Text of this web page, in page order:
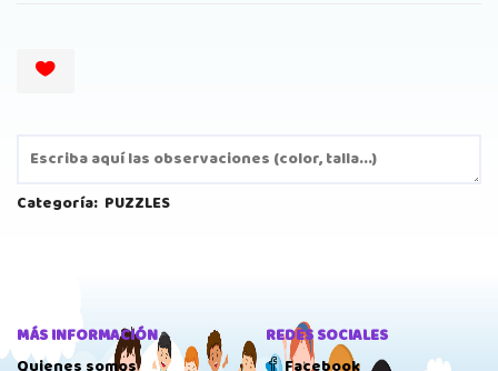
Categoría: PUZZLES
MÁS INFORMACIÓN
REDES SOCIALES